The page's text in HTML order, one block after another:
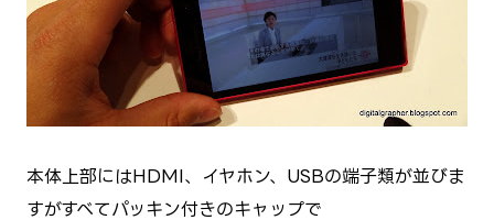
本体上部にはHDMI、イヤホン、USBの端子類が並びま
すがすべてパッキン付きのキャップで